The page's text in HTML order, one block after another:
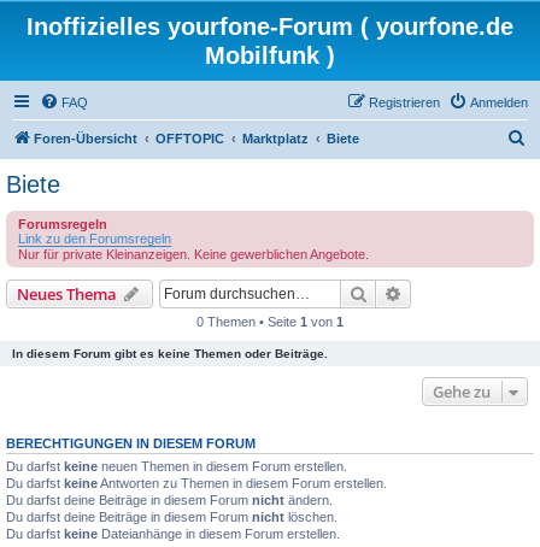
Inoffizielles yourfone-Forum ( yourfone.de
Mobilfunk )
FAQ Anmelden
Registrieren
Foren-Übersicht OFFTOPIC Marktplatz Biete
Biete
Forumsregeln
Link zu den Forumsregeln
Nur für private Kleinanzeigen. Keine gewerblichen Angebote.
Neues Thema Suche
0 Themen • Seite 1 von 1
In diesem Forum gibt es keine Themen oder Beiträge.
Gehe zu
BERECHTIGUNGEN IN DIESEM FORUM
Du darfst keine neuen Themen in diesem Forum erstellen.
Du darfst keineAntworten zu Themen in diesem Forum erstellen.
Du darfst deine Beiträge in diesem Forum nicht ändern.
Du darfst deine Beiträge in diesem Forum nicht löschen.
Du darfst keine Dateianhänge in diesem Forum erstellen.